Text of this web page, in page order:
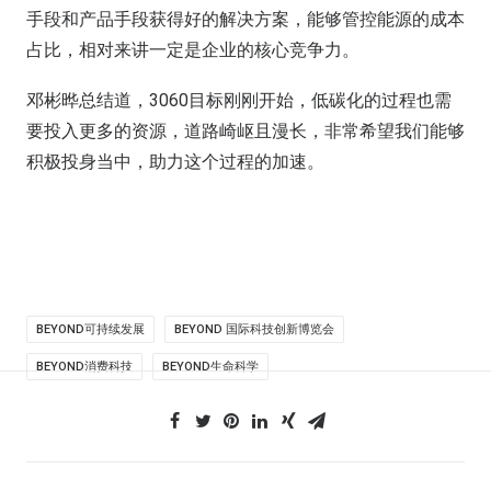
手段和产品手段获得好的解决方案，能够管控能源的成本
占比，相对来讲一定是企业的核心竞争力。
邓彬晔总结道，3060目标刚刚开始，低碳化的过程也需
要投入更多的资源，道路崎岖且漫长，非常希望我们能够
积极投身当中，助力这个过程的加速。
BEYOND可持续发展 BEYOND 国际科技创新博览会
BEYOND消费科技 BEYOND生命科学